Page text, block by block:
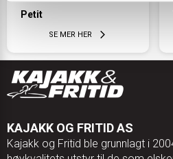
Petit
SE MER HER
KAJAKK OG FRITID AS
Kajakk og Fritid ble grunnlagt i